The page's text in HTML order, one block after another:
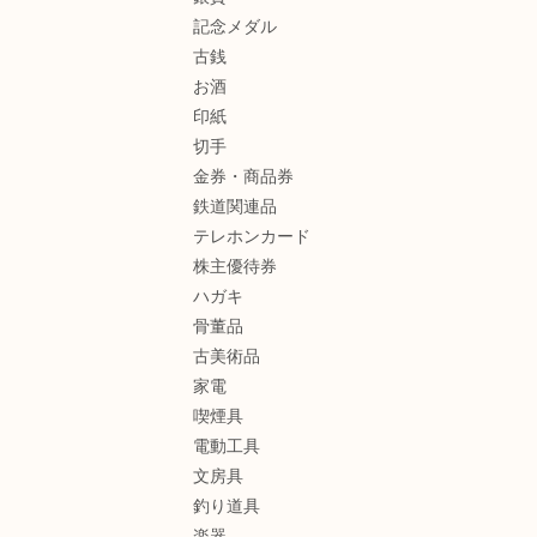
記念メダル
古銭
お酒
印紙
切手
金券・商品券
鉄道関連品
テレホンカード
株主優待券
ハガキ
骨董品
古美術品
家電
喫煙具
電動工具
文房具
釣り道具